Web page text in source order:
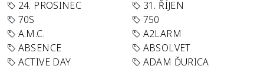
24. PROSINEC
31. ŘÍJEN
70S
750
A.M.C.
A2LARM
ABSENCE
ABSOLVET
ACTIVE DAY
ADAM ĎURICA